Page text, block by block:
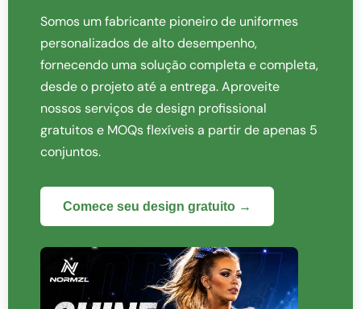
Somos um fabricante pioneiro de uniformes
personalizados de alto desempenho,
fornecendo uma solução completa e completa,
desde o projeto até a entrega. Aproveite
nossos serviços de design profissional
gratuitos e MOQs flexíveis a partir de apenas 5
conjuntos.
Comece seu design gratuito →